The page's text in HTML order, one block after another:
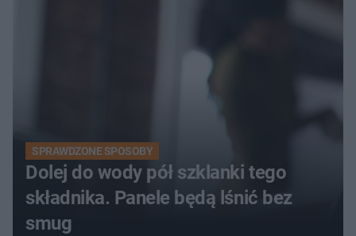
SPRAWDZONE SPOSOBY
Dolej do wody pół szklanki tego
składnika. Panele będą lśnić bez
smug